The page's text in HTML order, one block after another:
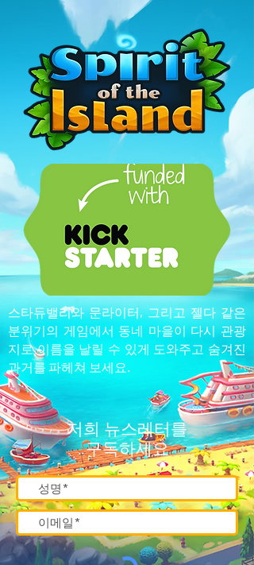
스타듀밸리와 문라이터, 그리고 젤다 같은
분위기의 게임에서 동네 마을이 다시 관광
지로 이름을 날릴 수 있게 도와주고 숨겨진
과거를 파헤쳐 보세요.
저희 뉴스레터를
구독하세요